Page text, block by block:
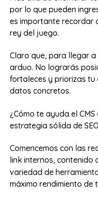
por lo que pueden
es importante recordar
rey del juego.
Claro que, para llegar a
arduo. No lograrás
fortaleces y priorizas tu
datos concretos.
¿Cómo te ayuda el
estrategia sólida de
Comencemos con las
link internos, contenido
variedad de
máximo rendimiento de